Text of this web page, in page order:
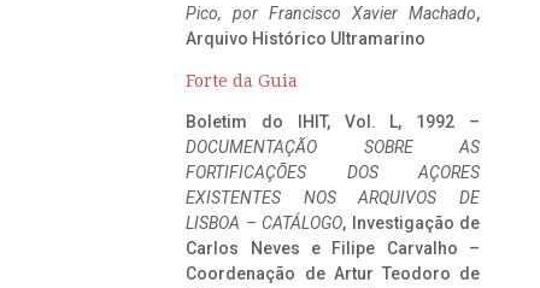
Pico, por Francisco Xavier Machado,
Arquivo Histórico Ultramarino
Forte da Guia
Boletim do IHIT, Vol. L, 1992 –
DOCUMENTAÇÃO SOBRE AS
FORTIFICAÇÕES DOS AÇORES
EXISTENTES NOS ARQUIVOS DE
LISBOA – CATÁLOGO, Investigação de
Carlos Neves e Filipe Carvalho –
Coordenação de Artur Teodoro de